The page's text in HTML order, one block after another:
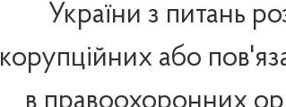
України з питань
корупційних або